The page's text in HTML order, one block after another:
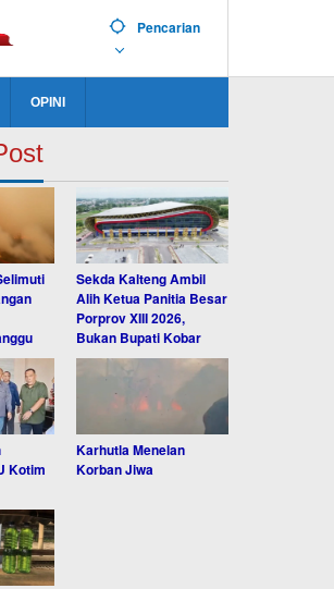
Pencarian
OPINI
Sekda Kalteng Ambil
Alih Ketua Panitia Besar
Porprov XIII 2026,
Bukan Bupati Kobar
Kotim
Karhutla Menelan
Korban Jiwa